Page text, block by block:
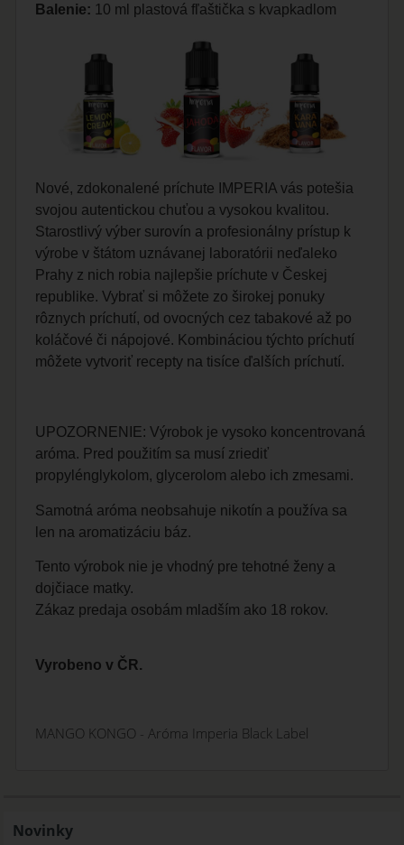
Balenie: 10 ml plastová fľaštička s kvapkadlom
Nové, zdokonalené príchute IMPERIA vás potešia
svojou autentickou chuťou a vysokou kvalitou.
Starostlivý výber surovín a profesionálny prístup k
výrobe v štátom uznávanej laboratórii neďaleko
Prahy z nich robia najlepšie príchute v Českej
republike. Vybrať si môžete zo širokej ponuky
rôznych príchutí, od ovocných cez tabakové až po
koláčové či nápojové. Kombináciou týchto príchutí
môžete vytvoriť recepty na tisíce ďalších príchutí.
UPOZORNENIE: Výrobok je vysoko koncentrovaná
aróma. Pred použitím sa musí zriediť
propylénglykolom, glycerolom alebo ich zmesami.
Samotná aróma neobsahuje nikotín a používa sa
len na aromatizáciu báz.
Tento výrobok nie je vhodný pre tehotné ženy a
dojčiace matky.
Zákaz predaja osobám mladším ako 18 rokov.
Vyrobeno v ČR.
MANGO KONGO - Aróma Imperia Black Label
Novinky